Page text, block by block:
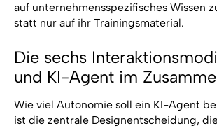
auf unternehmensspezifisches Wissen
statt nur auf ihr Trainingsmaterial.
Die sechs
und KI-Agent im
Wie viel Autonomie soll ein KI-Agent
ist die zentrale Designentscheidung,